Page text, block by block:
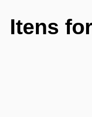
Itens